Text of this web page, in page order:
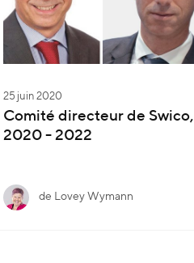
25 juin 2020
Comité directeur de Swico,
2020 - 2022
de Lovey Wymann